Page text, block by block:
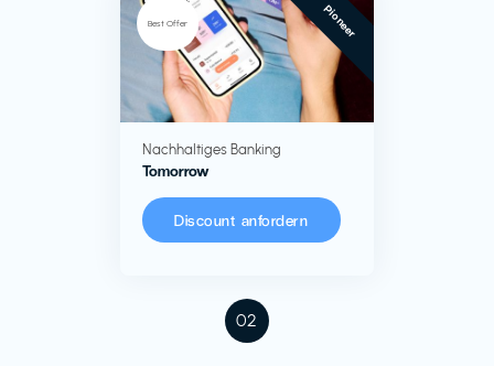
02
Best Offer Pioneer
Nachhaltiges Banking
Tomorrow
Discount anfordern